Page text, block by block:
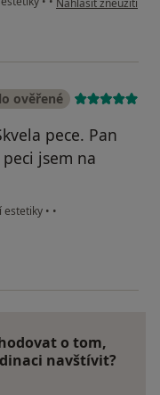
Nahlásit zneužití
ověřené
pece. Pan
jsem na
estetiky • •
o tom,
navštívit?